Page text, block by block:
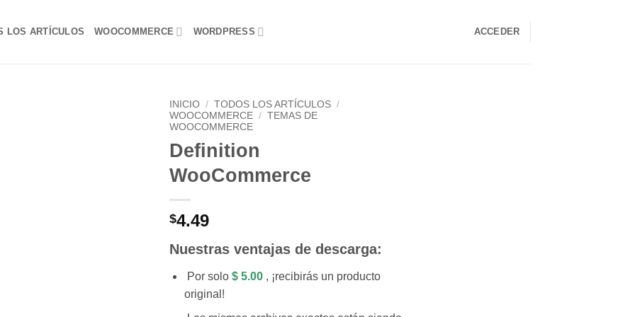
LOS ARTÍCULOS WOOCOMMERCE WORDPRESS ACCEDER
INICIO / TODOS LOS ARTÍCULOS /
WOOCOMMERCE / TEMAS DE
WOOCOMMERCE
Definition
WooCommerce
$4.49
Nuestras ventajas de descarga:
Por solo $ 5.00 , ¡recibirás un producto
original!